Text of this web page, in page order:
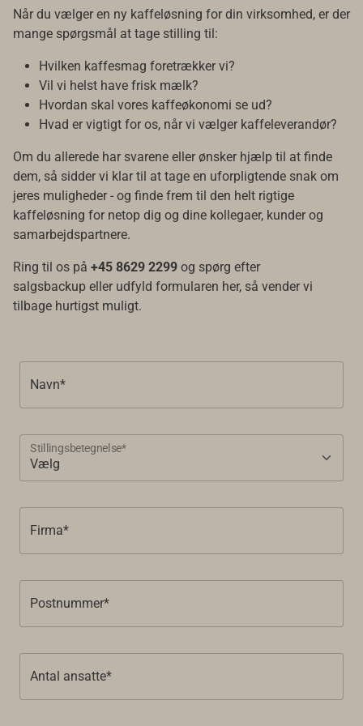
Når du vælger en ny kaffeløsning for din virksomhed, er der
mange spørgsmål at tage stilling til:
Hvilken kaffesmag foretrækker vi?
Vil vi helst have frisk mælk?
Hvordan skal vores kaffeøkonomi se ud?
Hvad er vigtigt for os, når vi vælger kaffeleverandør?
Om du allerede har svarene eller ønsker hjælp til at finde
dem, så sidder vi klar til at tage en uforpligtende snak om
jeres muligheder - og finde frem til den helt rigtige
kaffeløsning for netop dig og dine kollegaer, kunder og
samarbejdspartnere.
Ring til os på +45 8629 2299 og spørg efter
salgsbackup eller udfyld formularen her, så vender vi
tilbage hurtigst muligt.
Navn*
Stillingsbetegnelse*
Firma*
Postnummer*
Antal ansatte*